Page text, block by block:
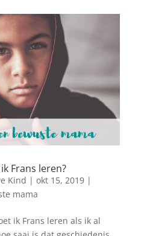
Frans leren?
Kind | okt 15, 2019|
mama
ik Frans leren als ik al